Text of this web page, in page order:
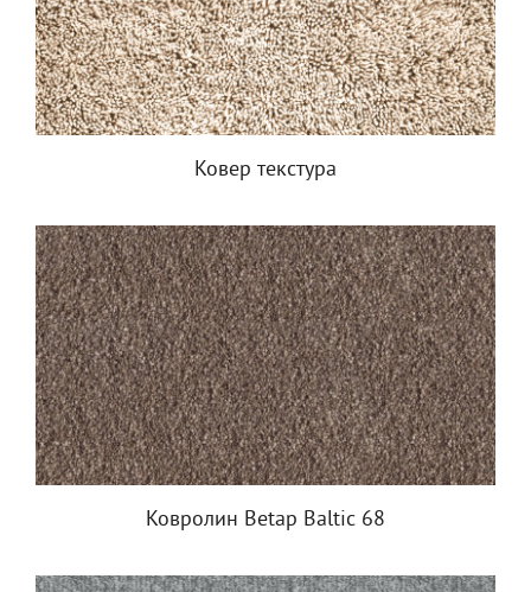
Ковер текстура
Ковролин Betap Baltic 68